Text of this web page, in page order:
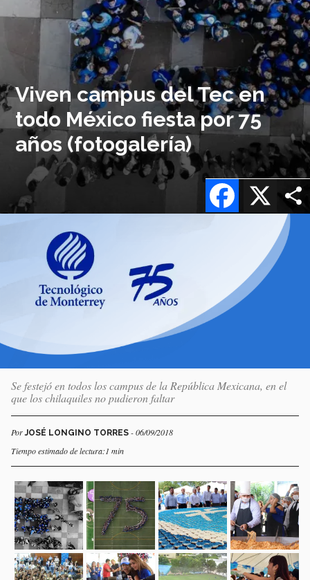
Viven campus del Tec en
todo México fiesta por 75
años (fotogalería)
X
Facebook
Se festejó en todos los campus de la República Mexicana, en el
que los chilaquiles no pudieron faltar
PorJOSÉ LONGINO TORRES - 06/09/2018
Tiempo estimado de lectura:1 min